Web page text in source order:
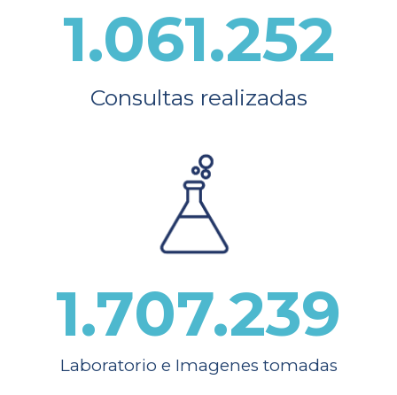
Consultas realizadas
1.061.252
Laboratorio e Imagenes tomadas
1.707.239